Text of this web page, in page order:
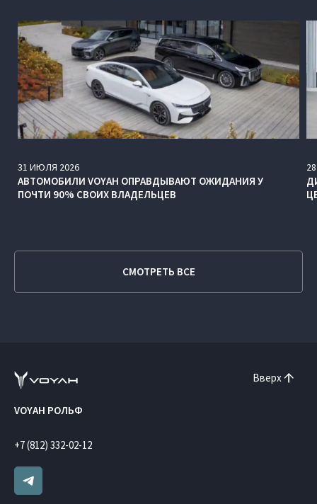
31 ИЮЛЯ 2026
АВТОМОБИЛИ VOYAH ОПРАВДЫВАЮТ ОЖИДАНИЯ У
ПОЧТИ 90% СВОИХ ВЛАДЕЛЬЦЕВ
28
СМОТРЕТЬ ВСЕ
Вверх
VOYAH РОЛЬФ
+7 (812) 332-02-12